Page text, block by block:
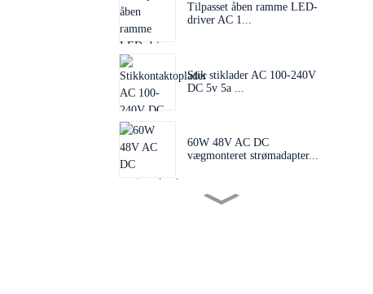
Tilpasset åben ramme LED-
driver AC 1...
Stik stiklader AC 100-240V
DC 5v 5a ...
60W 48V AC DC
vægmonteret strømadapter...